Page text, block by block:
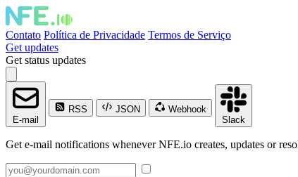
Contato Política de Privacidade Termos de Serviço
Get updates
Get status updates
E-mail
RSS JSON
Webhook
Slack
Get e-mail notifications whenever NFE.io creates, updates or